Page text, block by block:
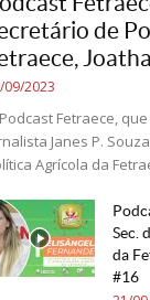
de
09/2023
Fetraece,
Janes P.
Agrícola da
Sec.
da
#16